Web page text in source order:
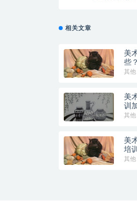
相关文章
美
些？
其他
美
训
其他
美
培
其他